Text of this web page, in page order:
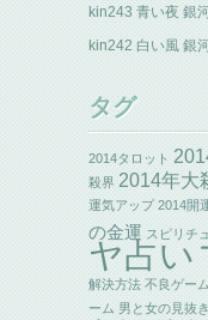
kin243 青い夜 銀
kin242 白い風 銀
タグ
2014タロット
殺界 2014年大
運気アップ 2014開
の金運 スピリチ
ヤ占い
解決方法 不良ゲーム
ーム 男と女の見抜